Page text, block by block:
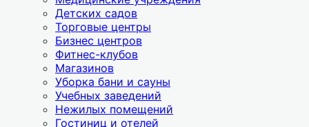
Детских садов
Торговые центры
Бизнес центров
Фитнес-клубов
Магазинов
Уборка бани и сауны
Учебных заведений
Нежилых помещений
Гостиниц и отелей